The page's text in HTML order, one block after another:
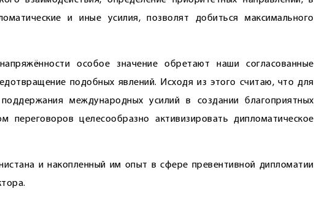
и иные усилия, позволят добиться максимального
особое значение обретают наши согласованные
подобных явлений. Исходя из этого считаю, что для
международных усилий в создании благоприятных
переговоров целесообразно активизировать дипломатическое
и накопленный им опыт в сфере превентивной дипломатии